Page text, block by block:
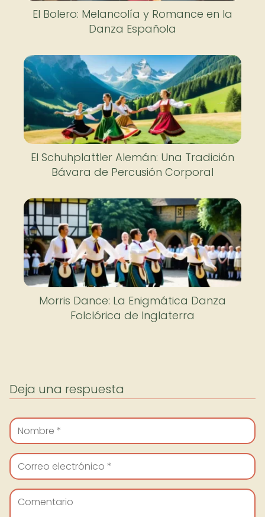
El Bolero: Melancolía y Romance en la
Danza Española
El Schuhplattler Alemán: Una Tradición
Bávara de Percusión Corporal
Morris Dance: La Enigmática Danza
Folclórica de Inglaterra
Deja una respuesta